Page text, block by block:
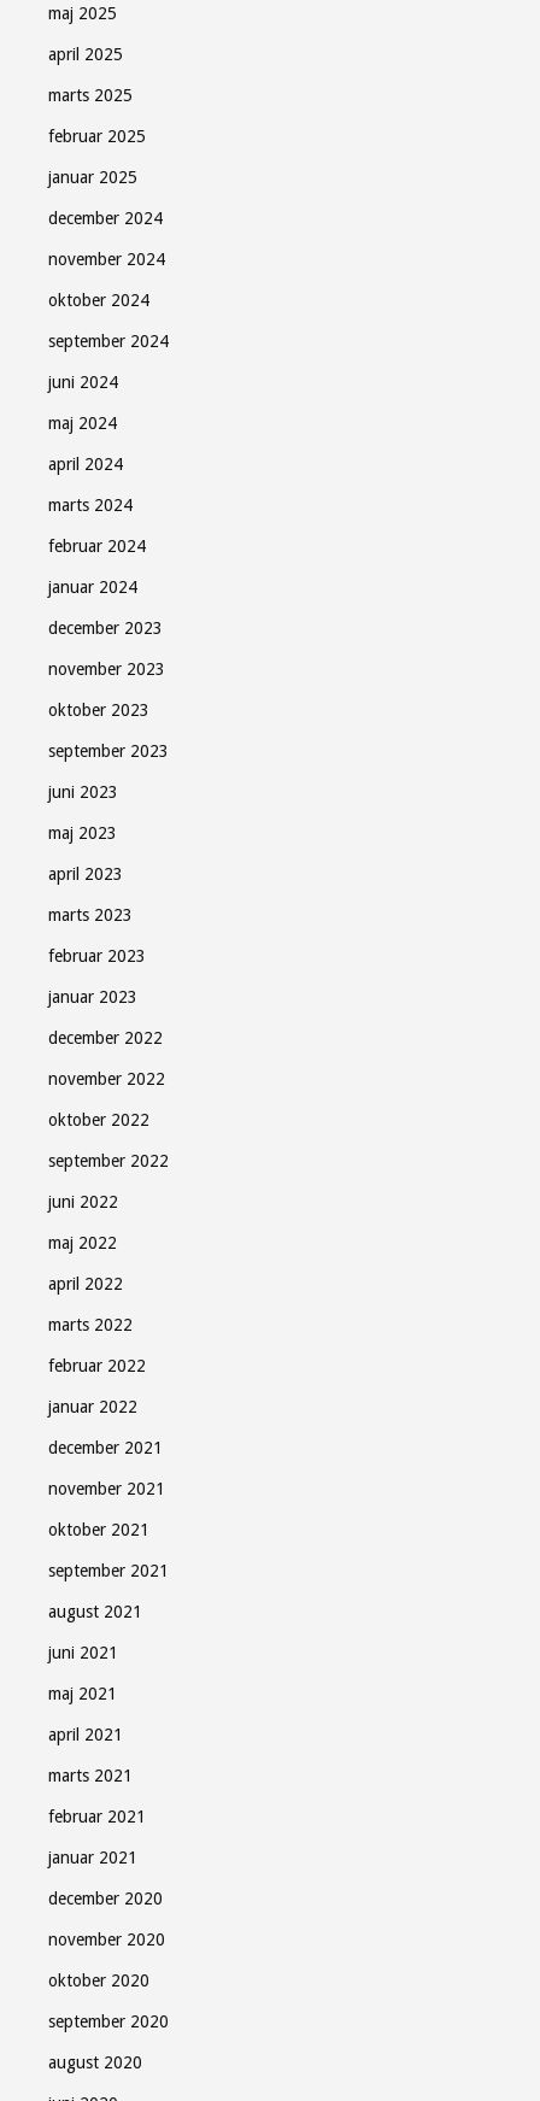
maj 2025
april 2025
marts 2025
februar 2025
januar 2025
december 2024
november 2024
oktober 2024
september 2024
juni 2024
maj 2024
april 2024
marts 2024
februar 2024
januar 2024
december 2023
november 2023
oktober 2023
september 2023
juni 2023
maj 2023
april 2023
marts 2023
februar 2023
januar 2023
december 2022
november 2022
oktober 2022
september 2022
juni 2022
maj 2022
april 2022
marts 2022
februar 2022
januar 2022
december 2021
november 2021
oktober 2021
september 2021
august 2021
juni 2021
maj 2021
april 2021
marts 2021
februar 2021
januar 2021
december 2020
november 2020
oktober 2020
september 2020
august 2020